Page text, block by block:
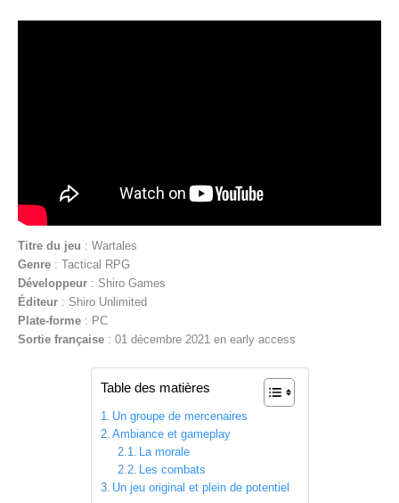
Titre du jeu : Wartales
Genre : Tactical RPG
Développeur : Shiro Games
Éditeur : Shiro Unlimited
Plate-forme : PC
Sortie française : 01 décembre 2021 en early access
Table des matières
Un groupe de mercenaires
Ambiance et gameplay
La morale
Les combats
Un jeu original et plein de potentiel